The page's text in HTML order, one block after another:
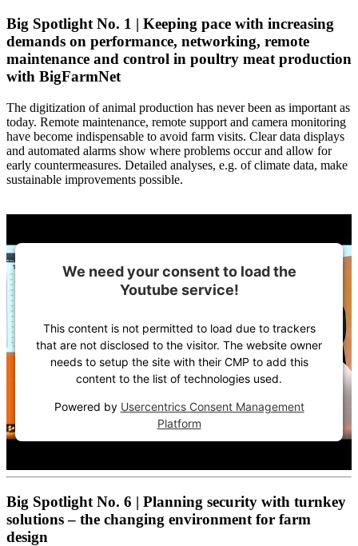
Big Spotlight No. 1 | Keeping pace with increasing
demands on performance, networking, remote
maintenance and control in poultry meat production
with BigFarmNet
The digitization of animal production has never been as important as
today. Remote maintenance, remote support and camera monitoring
have become indispensable to avoid farm visits. Clear data displays
and automated alarms show where problems occur and allow for
early countermeasures. Detailed analyses, e.g. of climate data, make
sustainable improvements possible.
We need your consent to load the
Youtube service!
This content is not permitted to load due to trackers
that are not disclosed to the visitor. The website owner
needs to setup the site with their CMP to add this
content to the list of technologies used.
Powered by Usercentrics Consent Management
Platform
Big Spotlight No. 6 | Planning security with turnkey
solutions – the changing environment for farm
design